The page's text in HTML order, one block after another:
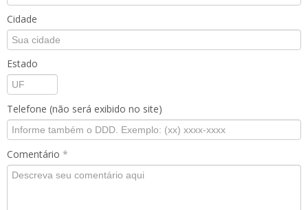
Cidade
Estado
Telefone (não será exibido no site)
Comentário *